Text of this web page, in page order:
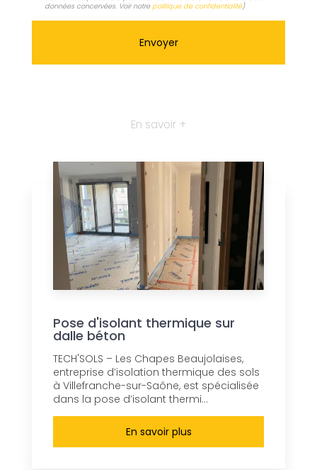
données concervées. Voir notrepolitique de confidentialité)
En savoir +
Pose d'isolant thermique sur
dalle béton
TECH'SOLS – Les Chapes Beaujolaises,
entreprise d’isolation thermique des sols
à Villefranche-sur-Saône, est spécialisée
dans la pose d’isolant thermi...
En savoir plus